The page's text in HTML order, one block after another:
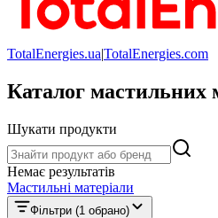
TotalEnergies.ua|TotalEnergies.com
Каталог мастильних
Шукати продукти
Шукати продукти
Немає результатів
Мастильні матеріали
Фільтри (1 обрано)